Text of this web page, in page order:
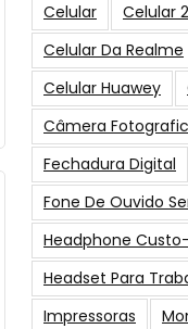
Celular
Celular
Celular Da Realme
Celular Huawey
Câmera
Fechadura Digital
Fone De Ouvido
Headphone
Headset Para
Impressoras